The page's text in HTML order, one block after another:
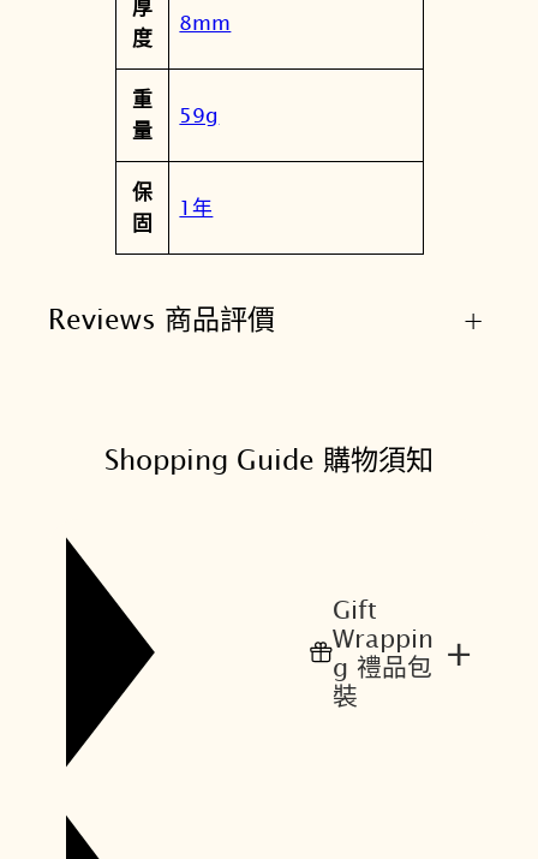
厚
度
8mm
重
量
59g
保
固
1年
Reviews 商品評價 +
Shopping Guide 購物須知
Gift
Wrappin
g 禮品包
裝
+